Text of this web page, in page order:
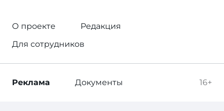
О проекте
Редакция
Для сотрудников
16+
Реклама Документы